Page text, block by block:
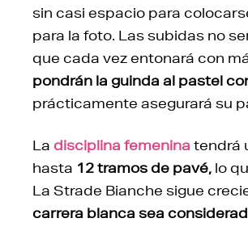
sin casi espacio para
para la foto. Las subidas no
que cada vez entonará con
pondrán la guinda al pastel
prácticamente asegurará su
La disciplina femenina tendrá
hasta 12 tramos de pavé, lo
La Strade Bianche sigue
carrera blanca sea